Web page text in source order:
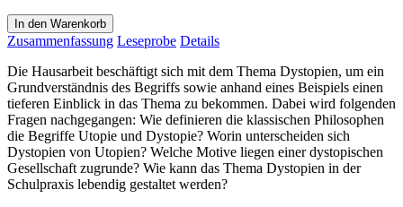
In den Warenkorb
Zusammenfassung Leseprobe Details
Die Hausarbeit beschäftigt sich mit dem Thema Dystopien, um ein
Grundverständnis des Begriffs sowie anhand eines Beispiels einen
tieferen Einblick in das Thema zu bekommen. Dabei wird folgenden
Fragen nachgegangen: Wie definieren die klassischen Philosophen
die Begriffe Utopie und Dystopie? Worin unterscheiden sich
Dystopien von Utopien? Welche Motive liegen einer dystopischen
Gesellschaft zugrunde? Wie kann das Thema Dystopien in der
Schulpraxis lebendig gestaltet werden?